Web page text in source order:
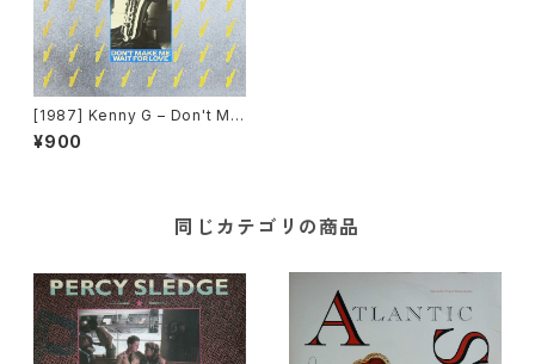
[1987] Kenny G – Don't Ma
ke Me Wait For Love [Arist
a]
¥900
同じカテゴリの商品